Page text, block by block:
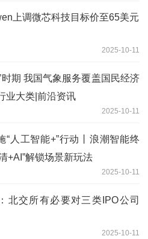
上调微芯科技目标价至65美元
2025-10-11
时期 我国气象服务覆盖国民经济
业大类|前沿资讯
2025-10-11
“人工智能+”行动丨浪潮智能终
+AI”解锁场景新玩法
2025-10-11
北交所有必要对三类IPO公司
2025-10-11